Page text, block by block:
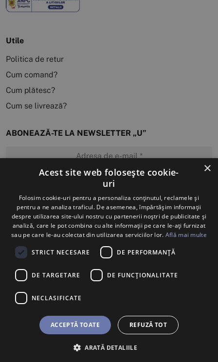
BILETE U SHOP
Utile
Politica de retur
Cum comand?
Cum plătesc?
Cum se livrează?
ABONEAZĂ-TE LA NEWSLETTER „U”
MĂ ABONEZ
×
Acest site web folosește cookie-
uri
Folosim cookie-uri pentru a personaliza conținutul, reclamele și
pentru a ne analiza traficul. De asemenea, împărtășim informații
despre utilizarea site-ului nostru cu partenerii noștri de publicitate și
analiză, care le pot combina cu alte informații pe care le-ați furnizat
sau pe care le-au colectat din utilizarea serviciilor lor. Află mai multe
STRICT NECESARE DE PERFORMANȚĂ
DE TARGETARE DE FUNCŢIONALITATE
NECLASIFICATE
ACCEPTĂ TOATE REFUZĂ TOT
ARATĂ DETALIILE